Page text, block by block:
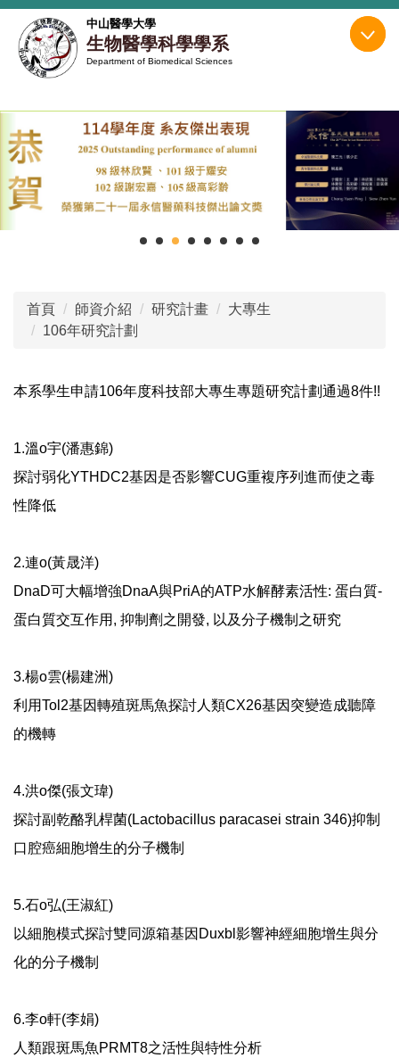
跳
到
主
區
中山醫學大學
生物醫學科學學系
Department of Biomedical Sciences
首頁 師資介紹 研究計畫
大專生
106年研究計劃
本系學生申請106年度科技部大專生專題研究計劃通過8件!!
1.溫o宇(潘惠錦)
探討弱化YTHDC2基因是否影響CUG重複序列進而使之毒
性降低
2.連o(黃晟洋)
DnaD可大幅增強DnaA與PriA的ATP水解酵素活性: 蛋白質-
蛋白質交互作用, 抑制劑之開發, 以及分子機制之研究
3.楊o雲(楊建洲)
利用Tol2基因轉殖斑馬魚探討人類CX26基因突變造成聽障
的機轉
4.洪o傑(張文瑋)
探討副乾酪乳桿菌(Lactobacillus paracasei strain 346)抑制
口腔癌細胞增生的分子機制
5.石o弘(王淑紅)
以細胞模式探討雙同源箱基因Duxbl影響神經細胞增生與分
化的分子機制
6.李o軒(李娟)
人類跟斑馬魚PRMT8之活性與特性分析